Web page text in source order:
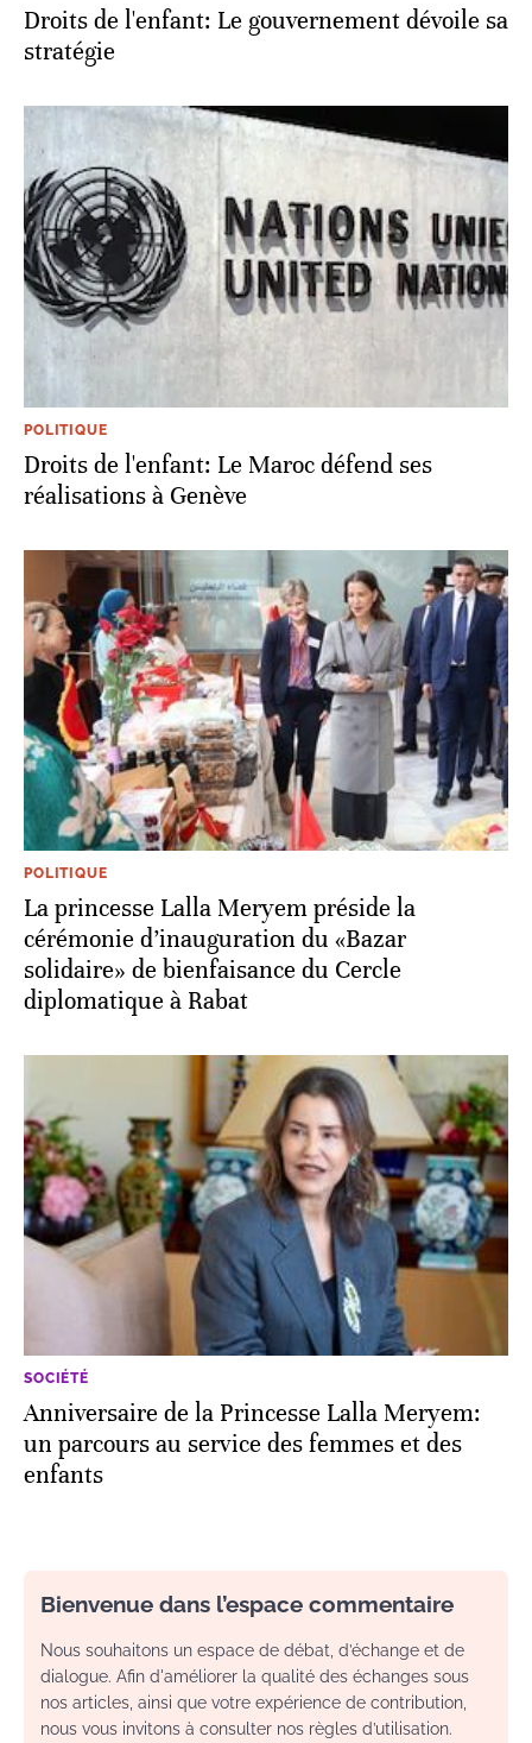
Droits de l'enfant: Le gouvernement dévoile sa
stratégie
POLITIQUE
Droits de l'enfant: Le Maroc défend ses
réalisations à Genève
POLITIQUE
La princesse Lalla Meryem préside la
cérémonie d’inauguration du «Bazar
solidaire» de bienfaisance du Cercle
diplomatique à Rabat
SOCIÉTÉ
Anniversaire de la Princesse Lalla Meryem:
un parcours au service des femmes et des
enfants
Bienvenue dans l’espace commentaire
Nous souhaitons un espace de débat, d’échange et de
dialogue. Afin d'améliorer la qualité des échanges sous
nos articles, ainsi que votre expérience de contribution,
nous vous invitons à consulter nos règles d’utilisation.